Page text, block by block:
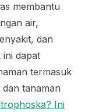
membantu
air,
dan
ini dapat
termasuk
tanaman
Ini